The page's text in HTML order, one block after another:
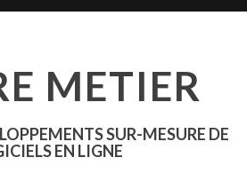
METIER
SUR-MESURE DE
EN LIGNE